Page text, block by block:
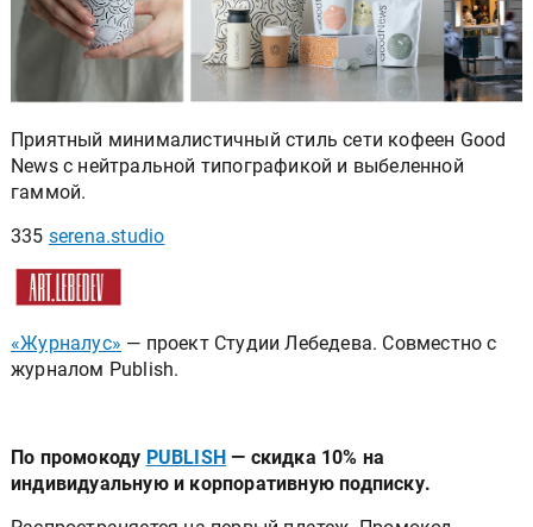
Приятный минималистичный стиль сети кофеен Good
News с нейтральной типографикой и выбеленной
гаммой.
335 serena.studio
«Журналус» — проект Студии Лебедева. Совместно с
журналом Publish.
По промокоду PUBLISH — скидка 10% на
индивидуальную и корпоративную подписку.